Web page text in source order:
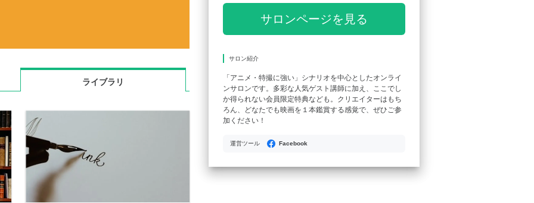
ライブラリ
サロンページを見る
サロン紹介
「アニメ・特撮に強い」シナリオを中心としたオンライ
ンサロンです。多彩な人気ゲスト講師に加え、ここでし
か得られない会員限定特典なども。クリエイターはもち
ろん、どなたでも映画を１本鑑賞する感覚で、ぜひご参
加ください！
運営ツール Facebook